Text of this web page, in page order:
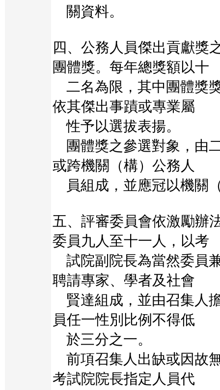
關資料。
四、公務人員傑出貢獻獎
團體獎。每年總獎額以十
二名為限，其中團體獎
依其傑出事蹟或專業屬
性予以選拔表揚。
團體獎之參選對象，由
或跨機關（構）公務人
員組成，並應冠以機關
五、評審委員會依激勵辦
委員九人至十一人，以考
試院副院長為當然委員
聘請專家、學者及社會
賢達組成，並由召集人
員任一性別比例不得低
於三分之一。
前項召集人出缺或因故
考試院院長指定人員代